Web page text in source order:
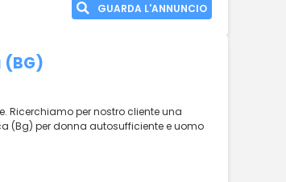
GUARDA L'ANNUNCIO
Ricerchiamo per nostro cliente una
(Bg) per donna autosufficiente e uomo